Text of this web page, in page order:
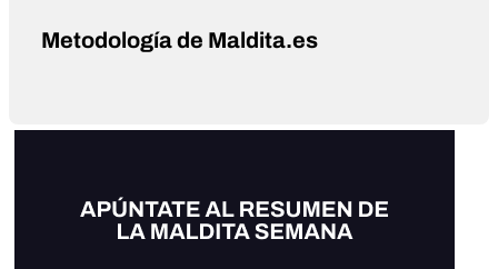
Metodología de Maldita.es